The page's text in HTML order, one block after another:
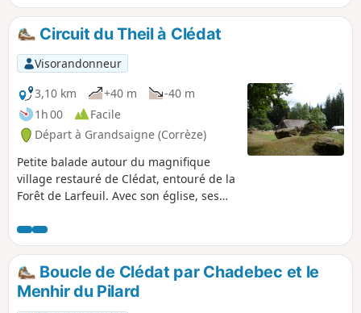
Circuit du Theil à Clédat
Visorandonneur
3,10 km
+40 m
-40 m
1h 00
Facile
Départ à Grandsaigne (Corrèze)
Petite balade autour du magnifique
village restauré de Clédat, entouré de la
Forêt de Larfeuil. Avec son église, ses
pierres et toits de chaume, Clédat vous
fera voyager dans le temps.
Boucle de Clédat par Chadebec et le
Menhir du Pilard